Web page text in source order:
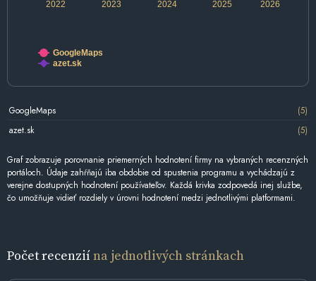
2022 2024 2026
2023 2025
GoogleMaps
azet.sk
GoogleMaps
(5)
azet.sk
(5)
Graf zobrazuje porovnanie priemerných hodnotení firmy na vybraných recenzných
portáloch. Údaje zahŕňajú iba obdobie od spustenia programu a vychádzajú z
verejne dostupných hodnotení používateľov. Každá krivka zodpovedá inej službe,
čo umožňuje vidieť rozdiely v úrovni hodnotení medzi jednotlivými platformami.
Počet recenziína jednotlivých stránkach